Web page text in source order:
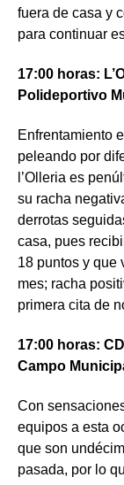
fuera de casa y
para continuar
17:00 horas:
Polideportivo
Enfrentamiento
peleando por
l’Olleria es
su racha
derrotas
casa, pues
18 puntos y que
mes; racha
primera cita de
17:00 horas:
Campo
Con
equipos a esta
que son
pasada, por lo